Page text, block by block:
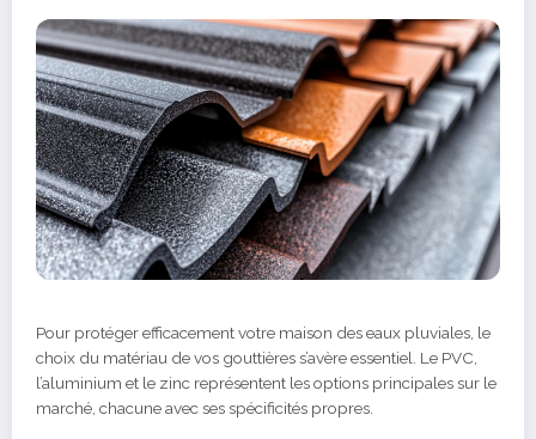
Pour protéger efficacement votre maison des eaux pluviales, le
choix du matériau de vos gouttières s’avère essentiel. Le PVC,
l’aluminium et le zinc représentent les options principales sur le
marché, chacune avec ses spécificités propres.